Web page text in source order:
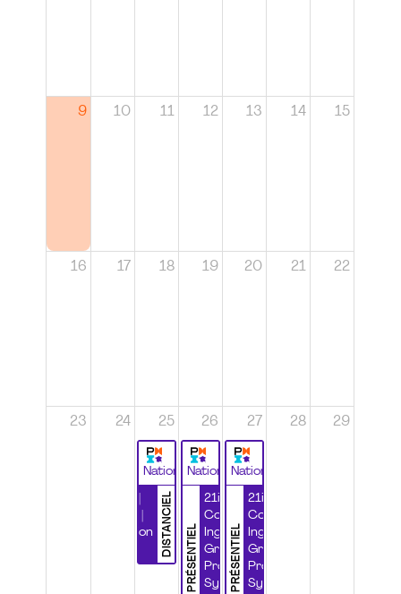
9 10 11 12 13 14 15
16 17 18 19 20 21 22
23 24 25
National
DISTANCIEL
Certification
26
National
PRÉSENTIEL
21ième
Congrès
Ingénierie
Grands
Projets et
Systèmes
27
National
PRÉSENTIEL
21ième
Congrès
Ingénierie
Grands
Projets et
Systèmes
28 29